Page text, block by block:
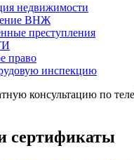
недвижимости
ВНЖ
преступления
право
инспекцию
консультацию по
сертификаты